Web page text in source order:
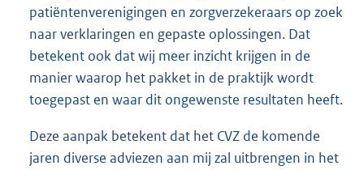
patiëntenverenigingen en zorgverzekeraars op zoek
naar verklaringen en gepaste oplossingen. Dat
betekent ook dat wij meer inzicht krijgen in de
manier waarop het pakket in de praktijk wordt
toegepast en waar dit ongewenste resultaten heeft.
Deze aanpak betekent dat het CVZ de komende
jaren diverse adviezen aan mij zal uitbrengen in het